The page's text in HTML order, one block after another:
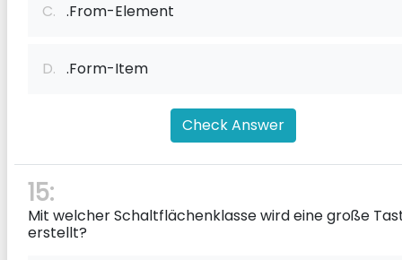
C. .From-Element
D. .Form-Item
Check Answer
15:
Mit welcher Schaltflächenklasse wird eine große
erstellt?